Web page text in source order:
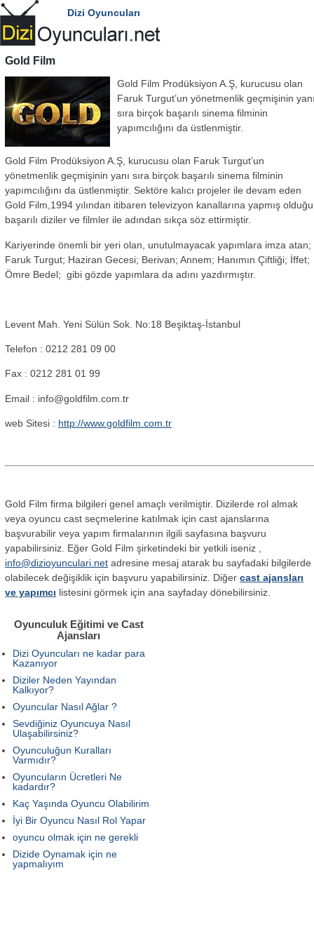
Dizi Oyuncuları
Gold Film
Gold Film Prodüksiyon A.Ş, kurucusu olan
Faruk Turgut’un yönetmenlik geçmişinin
sıra birçok başarılı sinema filminin
yapımcılığını da üstlenmiştir.
Gold Film Prodüksiyon A.Ş, kurucusu olan Faruk Turgut’un
yönetmenlik geçmişinin yanı sıra birçok başarılı sinema filminin
yapımcılığını da üstlenmiştir. Sektöre kalıcı projeler ile devam eden
Gold Film,1994 yılından itibaren televizyon kanallarına yapmış olduğu
başarılı diziler ve filmler ile adından sıkça söz ettirmiştir.
Kariyerinde önemli bir yeri olan, unutulmayacak yapımlara imza atan;
Faruk Turgut; Haziran Gecesi; Berivan; Annem; Hanımın Çiftliği; İffet;
Ömre Bedel; gibi gözde yapımlara da adını yazdırmıştır.
Levent Mah. Yeni Sülün Sok. No:18 Beşiktaş-İstanbul
Telefon : 0212 281 09 00
Fax : 0212 281 01 99
Email : info@goldfilm.com.tr
web Sitesi : http://www.goldfilm.com.tr
Gold Film firma bilgileri genel amaçlı verilmiştir. Dizilerde rol almak
veya oyuncu cast seçmelerine katılmak için cast ajanslarına
başvurabilir veya yapım firmalarının ilgili sayfasına başvuru
yapabilirsiniz. Eğer Gold Film şirketindeki bir yetkili iseniz ,
info@dizioyunculari.net adresine mesaj atarak bu sayfadaki bilgilerde
olabilecek değişiklik için başvuru yapabilirsiniz. Diğercast ajansları
ve yapımcı listesini görmek için ana sayfaday dönebilirsiniz.
Oyunculuk Eğitimi ve Cast
Ajansları
Dizi Oyuncuları ne kadar para
Kazanıyor
Diziler Neden Yayından
Kalkıyor?
Oyuncular Nasıl Ağlar ?
Sevdiğiniz Oyuncuya Nasıl
Ulaşabilirsiniz?
Oyunculuğun Kuralları
Varmıdır?
Oyuncuların Ücretleri Ne
kadardır?
Kaç Yaşında Oyuncu Olabilirim
İyi Bir Oyuncu Nasıl Rol Yapar
oyuncu olmak için ne gerekli
Dizide Oynamak için ne
yapmalıyım